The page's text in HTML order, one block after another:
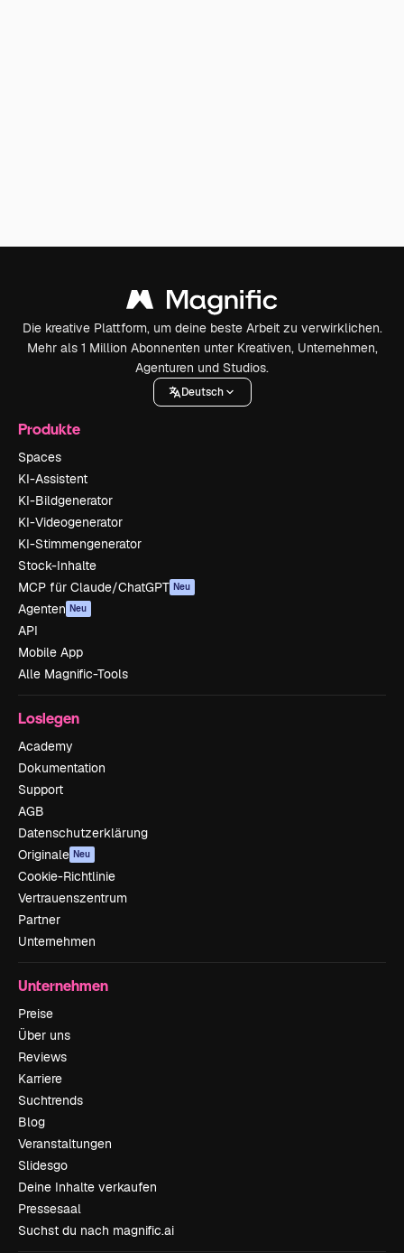
Die kreative Plattform, um deine beste Arbeit zu verwirklichen.
Mehr als 1 Million Abonnenten unter Kreativen, Unternehmen,
Agenturen und Studios.
Deutsch
Produkte
Spaces
KI-Assistent
KI-Bildgenerator
KI-Videogenerator
KI-Stimmengenerator
Stock-Inhalte
MCP für Claude/ChatGPT Neu
Agenten Neu
API
Mobile App
Alle Magnific-Tools
Loslegen
Academy
Dokumentation
Support
AGB
Datenschutzerklärung
Originale Neu
Cookie-Richtlinie
Vertrauenszentrum
Partner
Unternehmen
Unternehmen
Preise
Über uns
Reviews
Karriere
Suchtrends
Blog
Veranstaltungen
Slidesgo
Deine Inhalte verkaufen
Pressesaal
Suchst du nach magnific.ai